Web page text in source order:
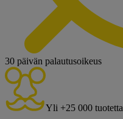
30 päivän palautusoikeus
Yli +25 000 tuotetta